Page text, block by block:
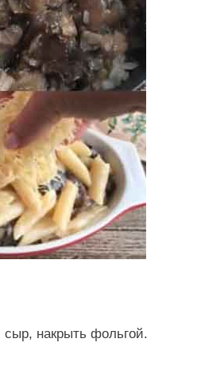
накрыть фольгой.